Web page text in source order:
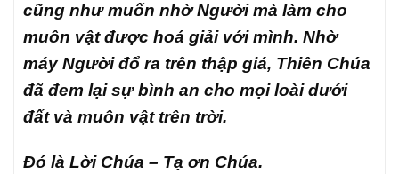
cũng như muốn nhờ Người mà làm cho
muôn vật được hoá giải với mình. Nhờ
máy Người đổ ra trên thập giá, Thiên Chúa
đã đem lại sự bình an cho mọi loài dưới
đất và muôn vật trên trời.
Đó là Lời Chúa – Tạ ơn Chúa.